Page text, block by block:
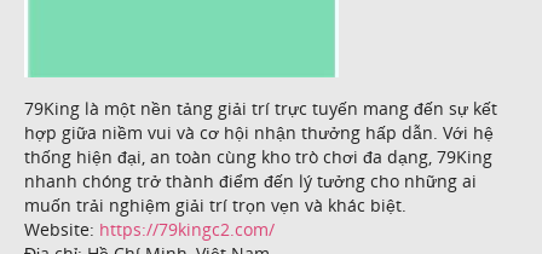
79King là một nền tảng giải trí trực tuyến mang đến sự kết
hợp giữa niềm vui và cơ hội nhận thưởng hấp dẫn. Với hệ
thống hiện đại, an toàn cùng kho trò chơi đa dạng, 79King
nhanh chóng trở thành điểm đến lý tưởng cho những ai
muốn trải nghiệm giải trí trọn vẹn và khác biệt.
Website: https://79kingc2.com/